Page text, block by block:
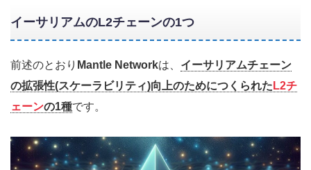
イーサリアムのL2チェーンの1つ
前述のとおり Mantle Networkは、 イーサリアムチェーン
の拡張性(スケーラビリティ)向上のためにつくられた L2チ
ェーンの1種です。